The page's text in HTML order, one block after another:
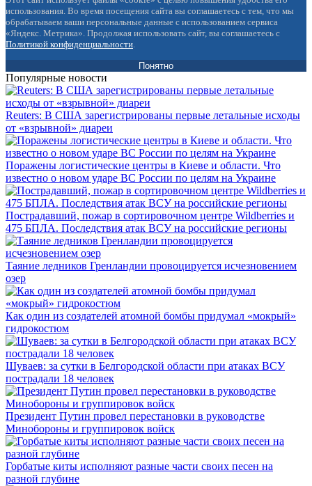
использования. Во время посещения сайта вы соглашаетесь с тем, что мы
обрабатываем ваши персональные данные с использованием сервиса
«Яндекс. Метрика». Продолжая использовать сайт, вы соглашаетесь с
Политикой конфиденциальности.
Понятно
Популярные новости
Reuters: В США зарегистрированы первые летальные исходы
от «взрывной» диареи
Поражены логистические центры в Киеве и области. Что
известно о новом ударе ВС России по целям на Украине
Пострадавший, пожар в сортировочном центре Wildberries и
475 БПЛА. Последствия атак ВСУ на российские регионы
Таяние ледников Гренландии провоцируется исчезновением
озер
Как один из создателей атомной бомбы придумал «мокрый»
гидрокостюм
Шуваев: за сутки в Белгородской области при атаках ВСУ
пострадали 18 человек
Президент Путин провел перестановки в руководстве
Минобороны и группировок войск
Горбатые киты исполняют разные части своих песен на
разной глубине